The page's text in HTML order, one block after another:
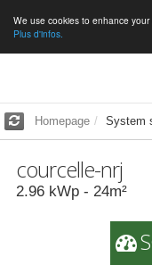
We use cookies to enhance
Plus d'infos.
Homepage System
courcelle-nrj
2.96 kWp - 24m²